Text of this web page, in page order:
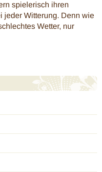
spielerisch ihren
jeder Witterung. Denn wie
Wetter, nur